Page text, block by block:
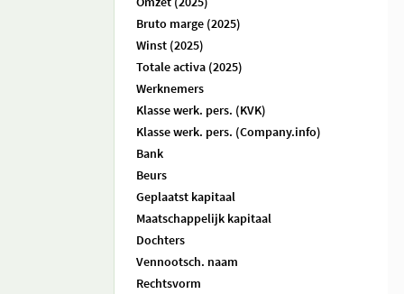
Bruto marge (2025)
Winst (2025)
Totale activa (2025)
Werknemers
Klasse werk. pers. (KVK)
Klasse werk. pers. (Company.info)
Bank
Beurs
Geplaatst kapitaal
Maatschappelijk kapitaal
Dochters
Vennootsch. naam
Rechtsvorm